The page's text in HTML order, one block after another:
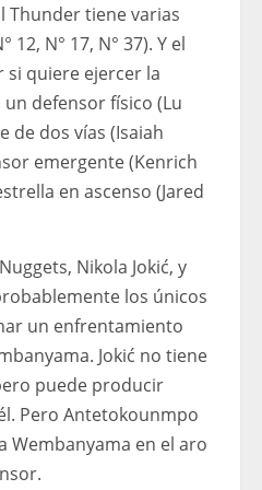
Thunder tiene varias
12, N° 17, N° 37). Y el
si quiere ejercer la
defensor físico (Lu
de dos vías (Isaiah
emergente (Kenrich
en ascenso (Jared
Nikola Jokić, y
los únicos
un enfrentamiento
Jokić no tiene
puede producir
Pero Antetokounmpo
Wembanyama en el aro